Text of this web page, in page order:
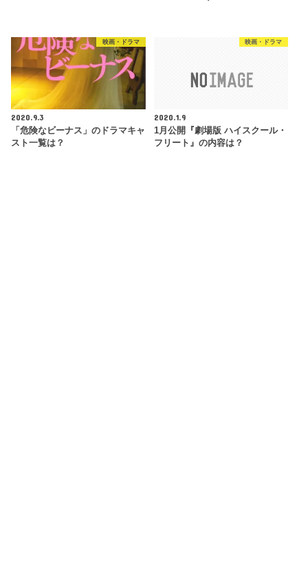
映画・ドラマ
2020.9.3
「危険なビーナス」のドラマキャ
スト一覧は？
映画・ドラマ
2020.1.9
1月公開『劇場版 ハイスクール・
フリート』の内容は？